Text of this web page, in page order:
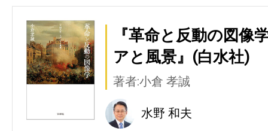
『革命と反動の図像
アと風景』(白水社)
著者:小倉 孝誠
水野 和夫